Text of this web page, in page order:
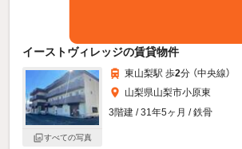
イーストヴィレッジの賃貸物件
すべての写真
東山梨駅 歩2分 （中央線）
山梨県山梨市小原東
3階建 / 31年5ヶ月 / 鉄骨